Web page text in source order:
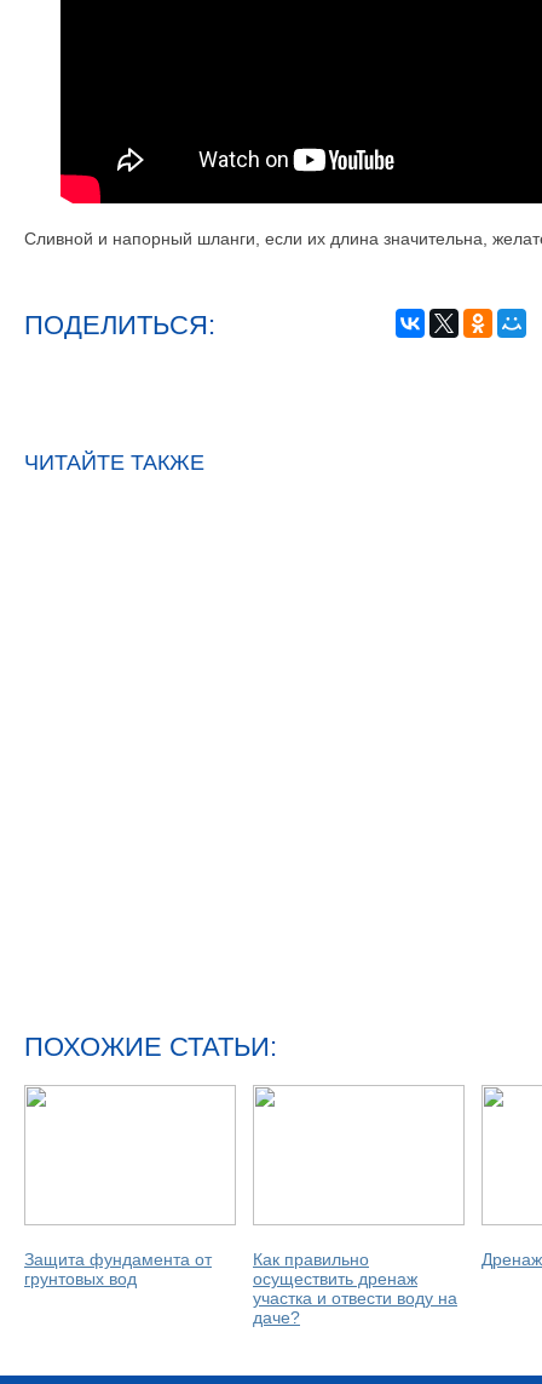
Сливной и напорный шланги, если их длина значительна,
ПОДЕЛИТЬСЯ:
ЧИТАЙТЕ ТАКЖЕ
ПОХОЖИЕ СТАТЬИ:
Защита фундамента от
грунтовых вод
Как правильно
осуществить дренаж
участка и отвести воду на
даче?